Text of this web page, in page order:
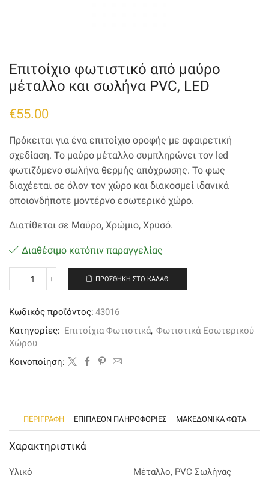
Επιτοίχιο φωτιστικό από μαύρο
μέταλλο και σωλήνα PVC, LED
€55.00
Πρόκειται για ένα επιτοίχιο οροφής με αφαιρετική
σχεδίαση. Το μαύρο μέταλλο συμπληρώνει τον led
φωτιζόμενο σωλήνα θερμής απόχρωσης. Το φως
διαχέεται σε όλον τον χώρο και διακοσμεί ιδανικά
οποιονδήποτε μοντέρνο εσωτερικό χώρο.
Διατίθεται σε Μαύρο, Χρώμιο, Χρυσό.
Διαθέσιμο κατόπιν παραγγελίας
Επιτοίχιο
μαύρο
μέταλλο
και
σωλήνα
PVC,
ΠΡΟΣΘΉΚΗ ΣΤΟ ΚΑΛΆΘΙ
Κωδικός προϊόντος: 43016
Κατηγορίες: Επιτοίχια Φωτιστικά, Φωτιστικά Εσωτερικού
Χώρου
Kοινοποίηση:
ΠΕΡΙΓΡΑΦΉ ΕΠΙΠΛΈΟΝ ΠΛΗΡΟΦΟΡΊΕΣ ΜΑΚΕΔΟΝΙΚΑ ΦΩΤΑ
Χαρακτηριστικά
Υλικό Μέταλλο, PVC Σωλήνας